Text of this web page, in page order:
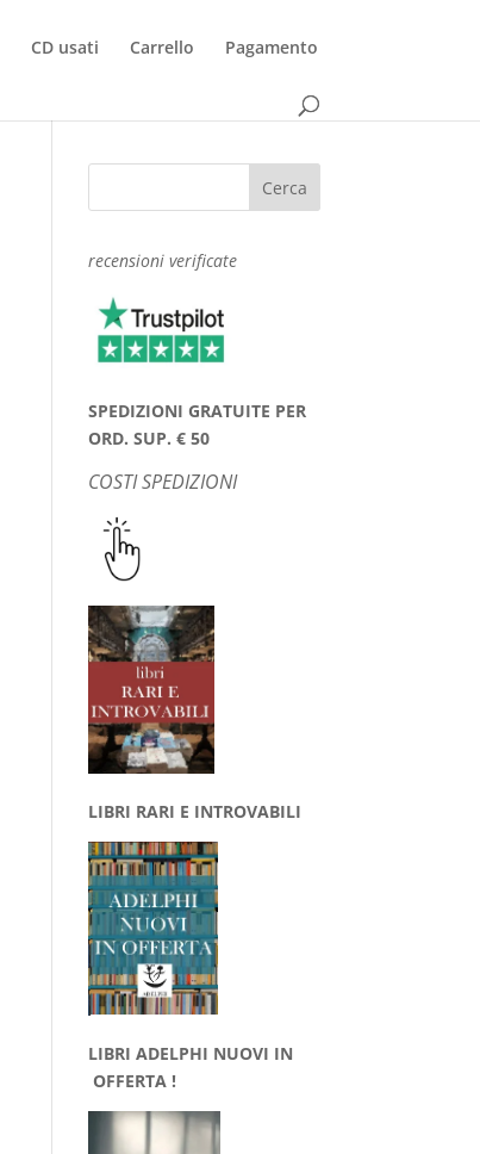
CD usati Carrello Pagamento
recensioni verificate
SPEDIZIONI GRATUITE PER
ORD. SUP. € 50
COSTI SPEDIZIONI
LIBRI RARI E INTROVABILI
LIBRI ADELPHI NUOVI IN
OFFERTA !